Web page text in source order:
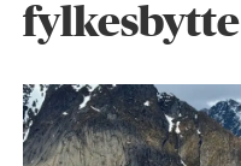
fylkesbytte